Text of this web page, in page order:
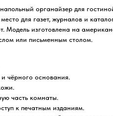
органайзер для
для газет, журналов и
Модель изготовлена на
или письменным столом.
чёрного основания.
часть комнаты.
к печатным изданиям.